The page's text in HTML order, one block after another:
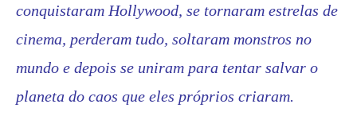
conquistaram Hollywood, se tornaram estrelas de
cinema, perderam tudo, soltaram monstros no
mundo e depois se uniram para tentar salvar o
planeta do caos que eles próprios criaram.